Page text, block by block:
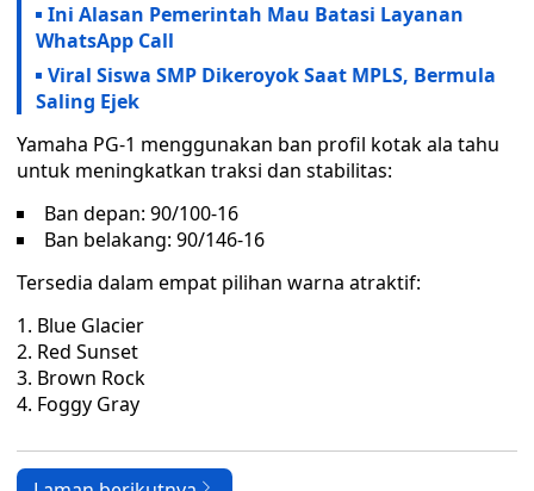
Ini Alasan Pemerintah Mau Batasi Layanan
WhatsApp Call
Viral Siswa SMP Dikeroyok Saat MPLS, Bermula
Saling Ejek
Yamaha PG-1 menggunakan ban profil kotak ala tahu
untuk meningkatkan traksi dan stabilitas:
Ban depan: 90/100-16
Ban belakang: 90/146-16
Tersedia dalam empat pilihan warna atraktif:
Blue Glacier
Red Sunset
Brown Rock
Foggy Gray